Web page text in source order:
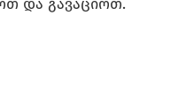
და გავაციოთ.